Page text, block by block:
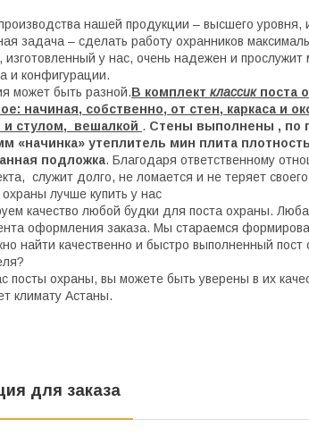
нашей продукции – высшего
задача – сделать работу охранников
изготовленный у нас, очень надежен и
и конфигурации.
может быть разной.В комплект классикпоста
начиная, собственно, от стен, каркаса и
и стулом, вешалкой . Стены выполнены , по
«начинка» утеплитель мин плита
подложка. Благодаря ответственному
служит долго, не ломается и не теряет
лучше купить у нас
качество любой будки для поста охраны.
оформления заказа. Мы стараемся
найти качественно и быстро выполненный пост
посты охраны, вы можете быть уверены в их
климату Астаны.
для заказа